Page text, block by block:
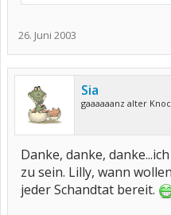
26. Juni 2003
Sia
gaaaaaanz alter
Danke, danke,
zu sein. Lilly, wann
jeder Schandtat bereit.